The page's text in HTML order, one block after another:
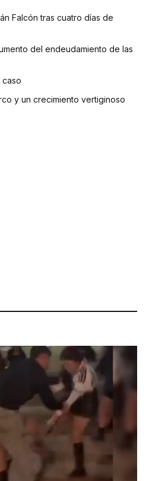
Falcón tras cuatro días de
del endeudamiento de las
caso
y un crecimiento vertiginoso